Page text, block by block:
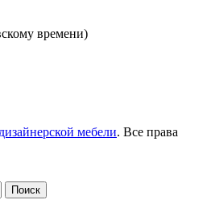
времени)
мебели. Все права
Поиск